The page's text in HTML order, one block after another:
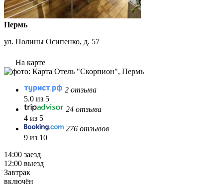
Пермь
ул. Полины Осипенко, д. 57
На карте
2 отзыва
5.0 из 5
24 отзыва
4 из 5
276 отзывов
9 из 10
14:00 заезд
12:00 выезд
Завтрак
включён